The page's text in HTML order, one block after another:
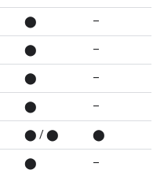
⬤ –
⬤ –
⬤ –
⬤ –
⬤ / ⬤ ⬤
⬤ –